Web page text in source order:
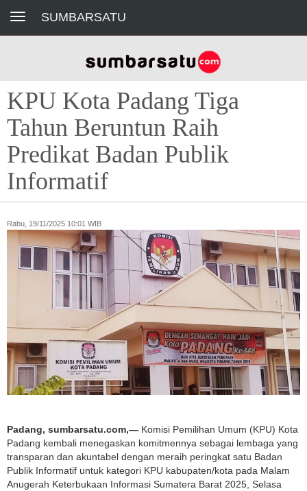
Toggle navigationSUMBARSATU
KPU Kota Padang Tiga
Tahun Beruntun Raih
Predikat Badan Publik
Informatif
Rabu, 19/11/2025 10:01 WIB
Padang, sumbarsatu.com,— Komisi Pemilihan Umum (KPU) Kota
Padang kembali menegaskan komitmennya sebagai lembaga yang
transparan dan akuntabel dengan meraih peringkat satu Badan
Publik Informatif untuk kategori KPU kabupaten/kota pada Malam
Anugerah Keterbukaan Informasi Sumatera Barat 2025, Selasa